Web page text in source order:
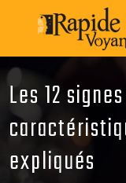
Les 12
expliqués